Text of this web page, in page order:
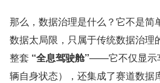
那么，数据治理是什么？它不是简
数据太局限，只属于传统数据治理
整套 “全息驾驶舱”——它不仅显示
辆自身状态），还集成了赛道数据